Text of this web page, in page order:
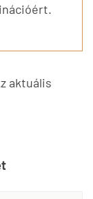
aktuális